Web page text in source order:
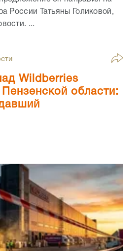
России Татьяны Голиковой,
...
Wildberries
области: